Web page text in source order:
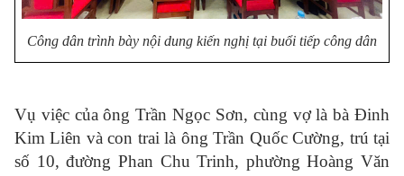
Công dân trình bày nội dung kiến nghị tại buổi tiếp công dân
Vụ việc của ông Trần Ngọc Sơn, cùng vợ là bà Đinh
Kim Liên và con trai là ông Trần Quốc Cường, trú tại
số 10, đường Phan Chu Trinh, phường Hoàng Văn